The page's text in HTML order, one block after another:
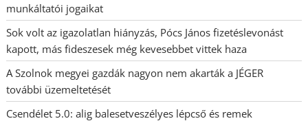
munkáltatói jogaikat
Sok volt az igazolatlan hiányzás, Pócs János fizetéslevonást
kapott, más fideszesek még kevesebbet vittek haza
A Szolnok megyei gazdák nagyon nem akarták a JÉGER
további üzemeltetését
Csendélet 5.0: alig balesetveszélyes lépcső és remek